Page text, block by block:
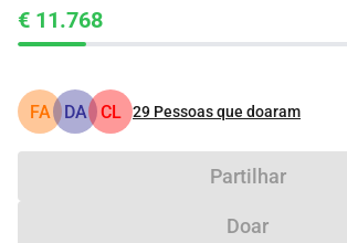
€ 11.768
FA DA CL 29 Pessoas que doaram
Partilhar
Doar